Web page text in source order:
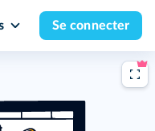
Se connecter